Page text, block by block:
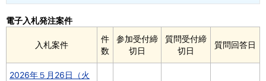
入札案件
件
数
参加受付締
切日
質問受付締
切日
質問回答日
電子入札発注案件
2026年５月26日（火